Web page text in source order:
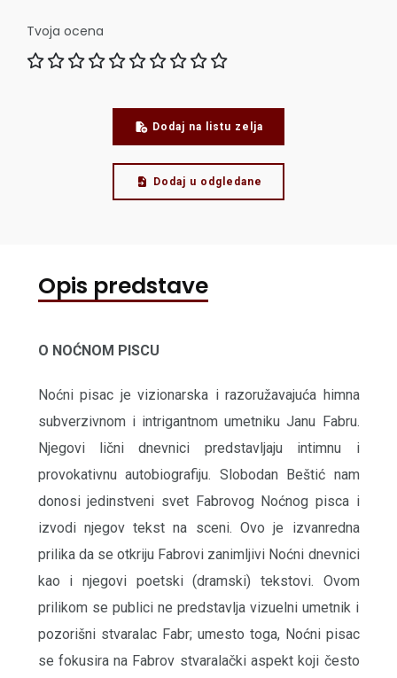
Tvoja ocena
Dodaj na listu zelja
Dodaj u odgledane
Opis predstave
O NOĆNOM PISCU
Noćni pisac je vizionarska i razoružavajuća himna
subverzivnom i intrigantnom umetniku Janu Fabru.
Njegovi lični dnevnici predstavljaju intimnu i
provokativnu autobiografiju. Slobodan Beštić nam
donosi jedinstveni svet Fabrovog Noćnog pisca i
izvodi njegov tekst na sceni. Ovo je izvanredna
prilika da se otkriju Fabrovi zanimljivi Noćni dnevnici
kao i njegovi poetski (dramski) tekstovi. Ovom
prilikom se publici ne predstavlja vizuelni umetnik i
pozorišni stvaralac Fabr; umesto toga, Noćni pisac
se fokusira na Fabrov stvaralački aspekt koji često